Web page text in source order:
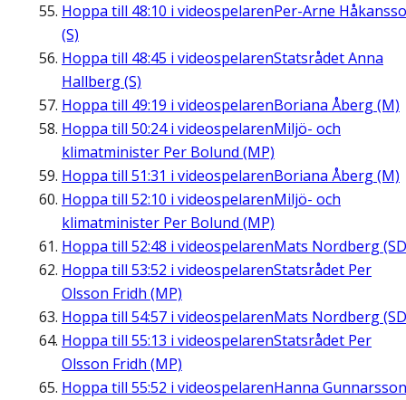
Hoppa till 48:10 i videospelarenPer-Arne
(S)
Hoppa till 48:45 i videospelarenStatsrådet Anna
Hallberg (S)
Hoppa till 49:19 i videospelarenBoriana Åberg (M)
Hoppa till 50:24i videospelarenMiljö- och
klimatminister Per Bolund (MP)
Hoppa till 51:31 i videospelarenBoriana Åberg (M)
Hoppa till 52:10 i videospelarenMiljö- och
klimatminister Per Bolund (MP)
Hoppa till 52:48 i videospelarenMats Nordberg
Hoppa till 53:52 i videospelarenStatsrådet Per
Olsson Fridh (MP)
Hoppa till 54:57 i videospelarenMats Nordberg
Hoppa till 55:13 i videospelarenStatsrådet Per
Olsson Fridh (MP)
Hoppa till 55:52 i videospelarenHanna Gunnarsson